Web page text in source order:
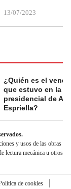
13/07/2023
¿Quién es el
que estuvo en la
presidencial de
Espriella?
y usos de las obras
lectura mecánica u otros
de cookies